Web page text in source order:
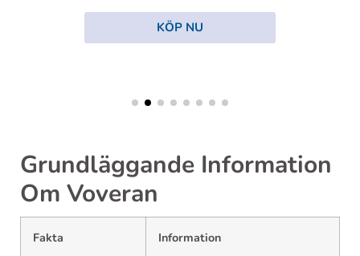
KÖP NU
Grundläggande Information
Om Voveran
Fakta Information